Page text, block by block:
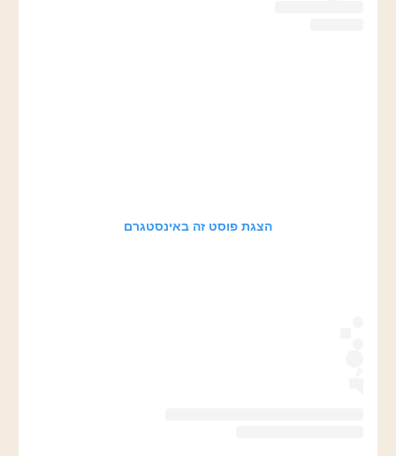
הצגת פוסט זה באינסטגרם